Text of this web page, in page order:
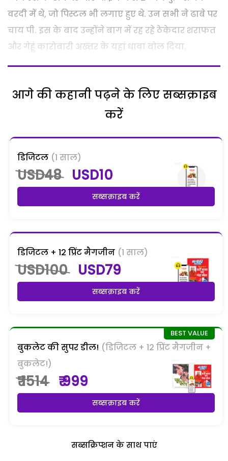
वरदी में थे, जो पिस्टल भी लगाए हुए थे. उन सभी ने ढाबे पर
चाय पी. इस के बाद उन्होंने बाग में रह रहे ठेकेदार शराफत
और गेहूं कारोबारी अख्तर के यहां धावा बोल दिया.
आगे की कहानी पढ़ने के लिए सब्सक्राइब
करें
डिजिटल (1 साल)
USD48 USD10
सब्सक्राइब करें
डिजिटल + 12 प्रिंट मैगजीन (1 साल)
USD100 USD79
सब्सक्राइब करें
बुकलेट की सुपर डील! (डिजिटल + 12 प्रिंट मैगजीन +
बुकलेट!)
₹ 1514 ₹ 999
सब्सक्राइब करें
सब्सक्रिप्शन के साथ पाएं